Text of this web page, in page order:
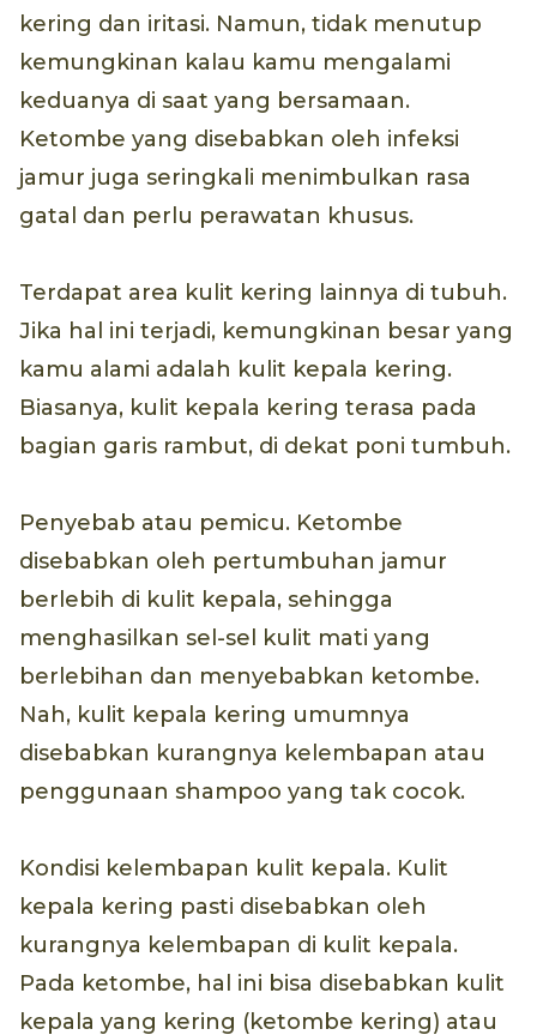
kering dan iritasi. Namun, tidak menutup
kemungkinan kalau kamu mengalami
keduanya di saat yang bersamaan.
Ketombe yang disebabkan oleh infeksi
jamur juga seringkali menimbulkan rasa
gatal dan perlu perawatan khusus.
Terdapat area kulit kering lainnya di tubuh.
Jika hal ini terjadi, kemungkinan besar yang
kamu alami adalah kulit kepala kering.
Biasanya, kulit kepala kering terasa pada
bagian garis rambut, di dekat poni tumbuh.
Penyebab atau pemicu. Ketombe
disebabkan oleh pertumbuhan jamur
berlebih di kulit kepala, sehingga
menghasilkan sel-sel kulit mati yang
berlebihan dan menyebabkan ketombe.
Nah, kulit kepala kering umumnya
disebabkan kurangnya kelembapan atau
penggunaan shampoo yang tak cocok.
Kondisi kelembapan kulit kepala. Kulit
kepala kering pasti disebabkan oleh
kurangnya kelembapan di kulit kepala.
Pada ketombe, hal ini bisa disebabkan kulit
kepala yang kering (ketombe kering) atau